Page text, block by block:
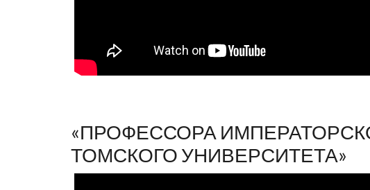
«ПРОФЕССОРА
ТОМСКОГО УНИВЕРСИТЕТА»